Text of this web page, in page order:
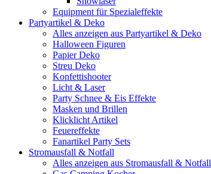
Equipment für Spezialeffekte
Partyartikel & Deko
Alles anzeigen aus Partyartikel & Deko
Halloween Figuren
Papier Deko
Streu Deko
Konfettishooter
Licht & Laser
Party Schnee & Eis Effekte
Masken und Brillen
Klicklicht Artikel
Feuereffekte
Fanartikel Party Sets
Stromausfall & Notfall
Alles anzeigen aus Stromausfall & Notfall